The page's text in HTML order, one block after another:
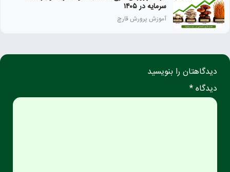
سرمایه در ۱۴۰۵
آموزش پرورش قارچ
دیدگاهتان را بنویسید
دیدگاه *